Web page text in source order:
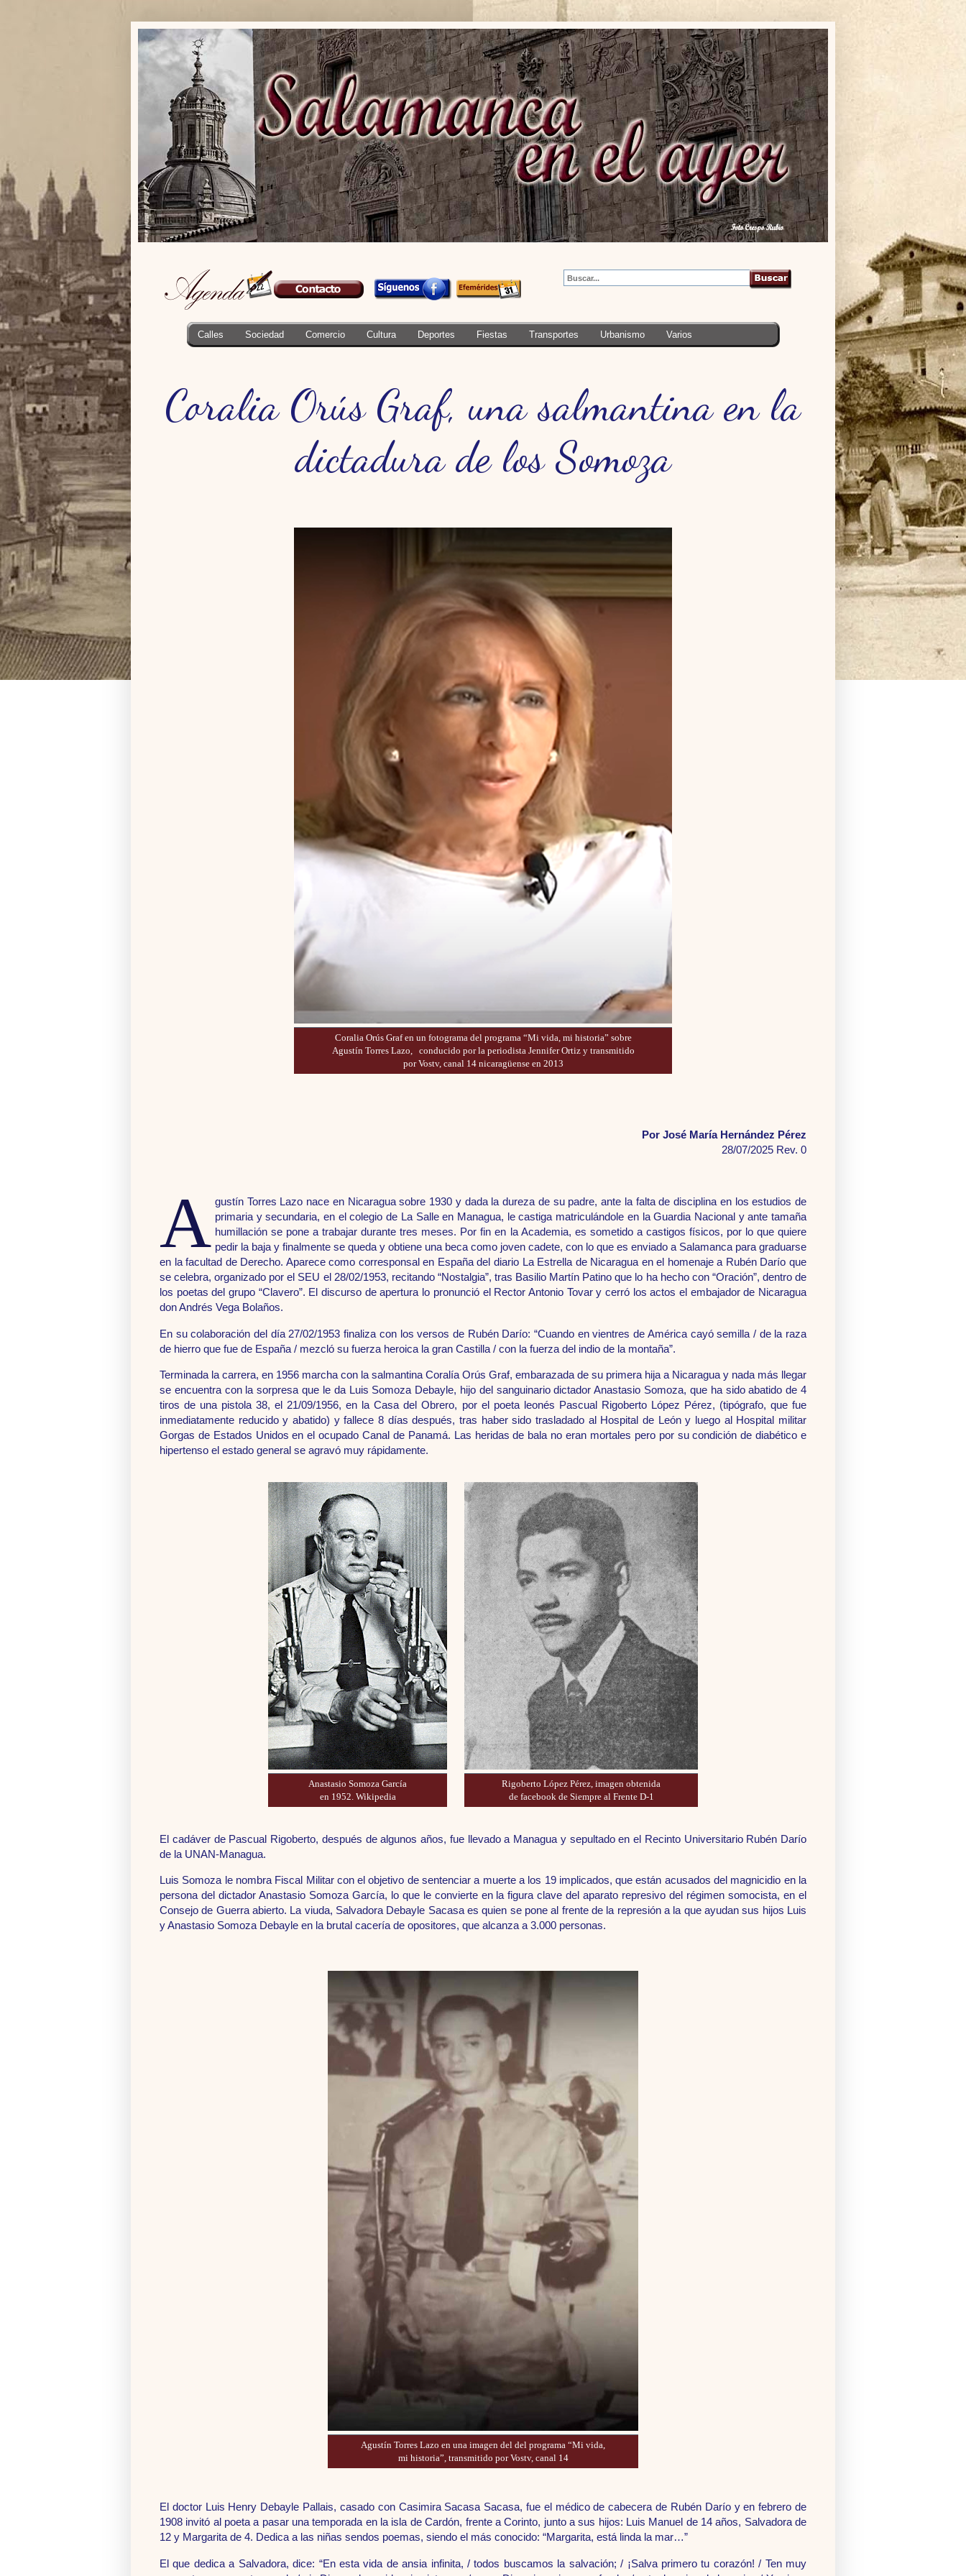
Calles Sociedad Comercio Cultura Deportes Fiestas Transportes Urbanismo Varios
Coralia Orús Graf, una salmantina en la
dictadura de los Somoza
Coralia Orús Graf en un fotograma del programa “Mi vida, mi historia” sobre
Agustín Torres Lazo, conducido por la periodista Jennifer Ortiz y transmitido
por Vostv, canal 14 nicaragüense en 2013
Por José María Hernández Pérez
28/07/2025 Rev. 0
A gustín Torres Lazo nace en Nicaragua sobre 1930 y dada la dureza de su padre, ante la falta de disciplina en los estudios de
primaria y secundaria, en el colegio de La Salle en Managua, le castiga matriculándole en la Guardia Nacional y ante tamaña
humillación se pone a trabajar durante tres meses. Por fin en la Academia, es sometido a castigos físicos, por lo que quiere
pedir la baja y finalmente se queda y obtiene una beca como joven cadete, con lo que es enviado a Salamanca para graduarse
en la facultad de Derecho. Aparece como corresponsal en España del diario La Estrella de Nicaragua en el homenaje a Rubén Darío que
se celebra, organizado por el SEU el 28/02/1953, recitando “Nostalgia”, tras Basilio Martín Patino que lo ha hecho con “Oración”, dentro de
los poetas del grupo “Clavero”. El discurso de apertura lo pronunció el Rector Antonio Tovar y cerró los actos el embajador de Nicaragua
don Andrés Vega Bolaños.
En su colaboración del día 27/02/1953 finaliza con los versos de Rubén Darío: “Cuando en vientres de América cayó semilla / de la raza
de hierro que fue de España / mezcló su fuerza heroica la gran Castilla / con la fuerza del indio de la montaña”.
Terminada la carrera, en 1956 marcha con la salmantina Coralía Orús Graf, embarazada de su primera hija a Nicaragua y nada más llegar
se encuentra con la sorpresa que le da Luis Somoza Debayle, hijo del sanguinario dictador Anastasio Somoza, que ha sido abatido de 4
tiros de una pistola 38, el 21/09/1956, en la Casa del Obrero, por el poeta leonés Pascual Rigoberto López Pérez, (tipógrafo, que fue
inmediatamente reducido y abatido) y fallece 8 días después, tras haber sido trasladado al Hospital de León y luego al Hospital militar
Gorgas de Estados Unidos en el ocupado Canal de Panamá. Las heridas de bala no eran mortales pero por su condición de diabético e
hipertenso el estado general se agravó muy rápidamente.
Anastasio Somoza García
en 1952. Wikipedia
Rigoberto López Pérez, imagen obtenida
de facebook de Siempre al Frente D-1
El cadáver de Pascual Rigoberto, después de algunos años, fue llevado a Managua y sepultado en el Recinto Universitario Rubén Darío
de la UNAN-Managua.
Luis Somoza le nombra Fiscal Militar con el objetivo de sentenciar a muerte a los 19 implicados, que están acusados del magnicidio en la
persona del dictador Anastasio Somoza García, lo que le convierte en la figura clave del aparato represivo del régimen somocista, en el
Consejo de Guerra abierto. La viuda, Salvadora Debayle Sacasa es quien se pone al frente de la represión a la que ayudan sus hijos Luis
y Anastasio Somoza Debayle en la brutal cacería de opositores, que alcanza a 3.000 personas.
Agustín Torres Lazo en una imagen del del programa “Mi vida,
mi historia”, transmitido por Vostv, canal 14
El doctor Luis Henry Debayle Pallais, casado con Casimira Sacasa Sacasa, fue el médico de cabecera de Rubén Darío y en febrero de
1908 invitó al poeta a pasar una temporada en la isla de Cardón, frente a Corinto, junto a sus hijos: Luis Manuel de 14 años, Salvadora de
12 y Margarita de 4. Dedica a las niñas sendos poemas, siendo el más conocido: “Margarita, está linda la mar…”
El que dedica a Salvadora, dice: “En esta vida de ansia infinita, / todos buscamos la salvación; / ¡Salva primero tu corazón! / Ten muy